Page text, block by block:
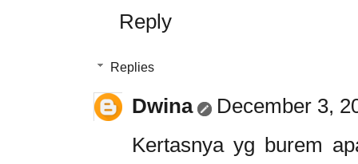
Reply
Replies
Dwina
December 3,
Kertasnya yg burem